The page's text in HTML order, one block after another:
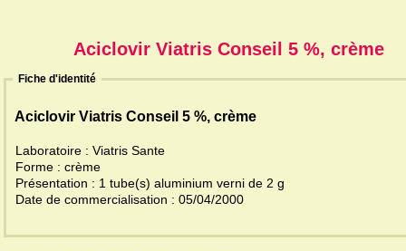
Aciclovir Viatris Conseil 5 %, crème
Fiche d'identité
Aciclovir Viatris Conseil 5 %, crème
Laboratoire : Viatris Sante
Forme : crème
Présentation : 1 tube(s) aluminium verni de 2 g
Date de commercialisation : 05/04/2000